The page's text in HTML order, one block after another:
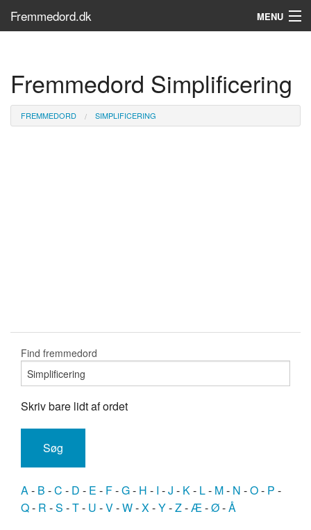
Fremmedord.dk MENU
Søg...
Find bøger
Fremmedord Simplificering
FREMMEDORD SIMPLIFICERING
Find fremmedord
Skriv bare lidt af ordet
A- B -C - D - E - F-G- H - I -J - K- L- M- N -O- P -
Q- R -S -T- U -V-W-X-Y-Z-Æ-Ø-Å